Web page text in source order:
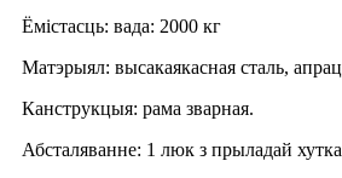
Ёмістасць: вада: 2000 кг
Матэрыял: высакаякасная сталь,
Канструкцыя: рама зварная.
Абсталяванне: 1 люк з прыладай